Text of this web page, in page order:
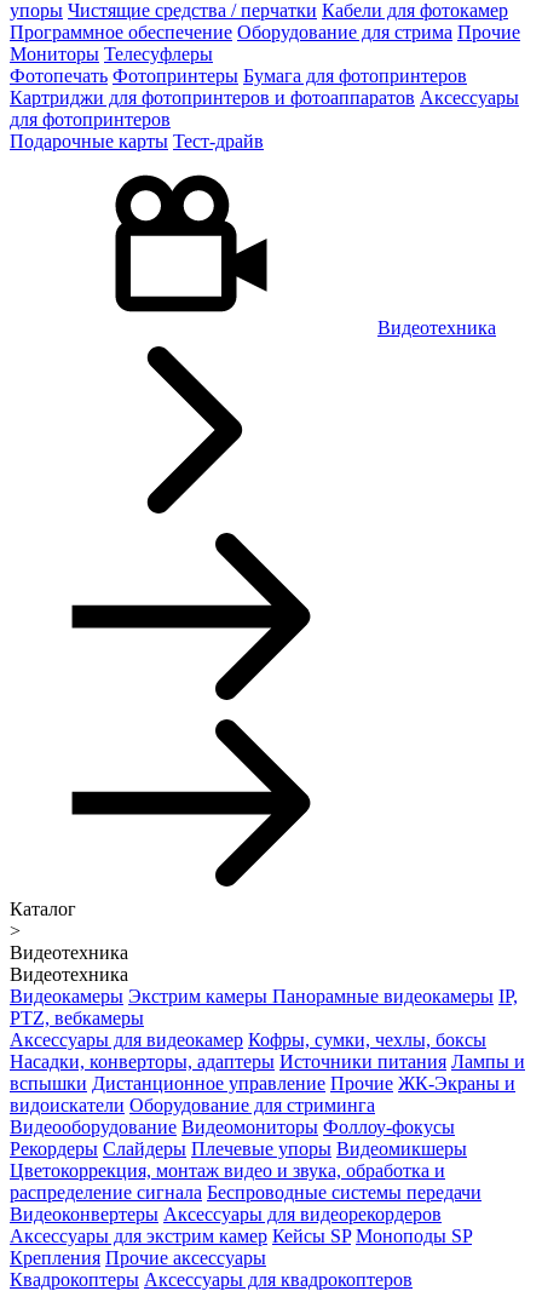
упоры Чистящие средства / перчатки Кабели для фотокамер
Программное обеспечение Оборудование для стрима Прочие
Мониторы Телесуфлеры
Фотопечать Фотопринтеры Бумага для фотопринтеров
Картриджи для фотопринтеров и фотоаппаратов Аксессуары
для фотопринтеров
Подарочные карты Тест-драйв
Видеотехника
Каталог
>
Видеотехника
Видеотехника
Видеокамеры Экстрим камеры Панорамные видеокамеры IP,
PTZ, вебкамеры
Аксессуары для видеокамер Кофры, сумки, чехлы, боксы
Насадки, конверторы, адаптеры Источники питания Лампы и
вспышки Дистанционное управление Прочие ЖК-Экраны и
видоискатели Оборудование для стриминга
Видеооборудование Видеомониторы Фоллоу-фокусы
Рекордеры Слайдеры Плечевые упоры Видеомикшеры
Цветокоррекция, монтаж видео и звука, обработка и
распределение сигнала Беспроводные системы передачи
Видеоконвертеры Аксессуары для видеорекордеров
Аксессуары для экстрим камер Кейсы SP Моноподы SP
Крепления Прочие аксессуары
Квадрокоптеры Аксессуары для квадрокоптеров